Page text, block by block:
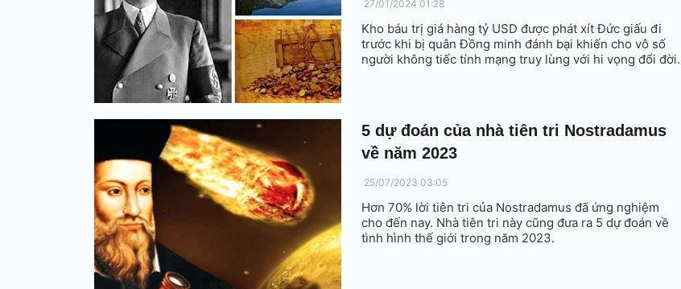
27/01/2024 01:28
Kho báu trị giá hàng tỷ USD được phát xít Đức giấu đi
trước khi bị quân Đồng minh đánh bại khiến cho vô số
người không tiếc tính mạng truy lùng với hi vọng đổi đời.
5 dự đoán của nhà tiên tri Nostradamus
về năm 2023
25/07/2023 03:05
Hơn 70% lời tiên tri của Nostradamus đã ứng nghiệm
cho đến nay. Nhà tiên tri này cũng đưa ra 5 dự đoán về
tình hình thế giới trong năm 2023.